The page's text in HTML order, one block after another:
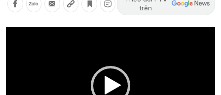
trên